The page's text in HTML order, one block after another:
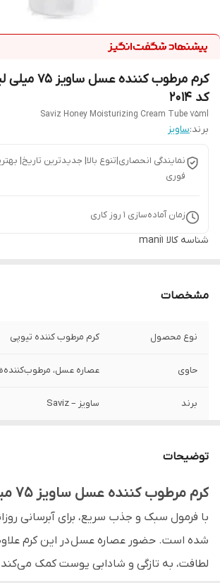
کرم مرطوب
کد 2014
Saviz Honey Moisturizing Cream Tube 75ml
برند:ساویز
نمایندگی انحصاری|تنوع بالا| جدیدترین تاریخ|
فوری
زمان آماده‌سازی 1 روز کاری
شناسه کالا mani1
مشخصات
نوع محصول کرم مرطوب کننده تیوپی
حاوی عصاره عسل،
برند ساویز – Saviz
بافت و حالت سبک و جذب سریع
کشور تولید کننده ایران
عملکرد اصلی آبرسانی، لطافت، تسکین
توضیحات
کرم مرطوب کننده عسل ساویز 75 میلی‌لیتر
با فرمول سبک و جذب سریع، برای آبرسانی
شده است. حضور عصاره عسلدر این کرم
لطافت، به تازگی و شادابی پوست کمک